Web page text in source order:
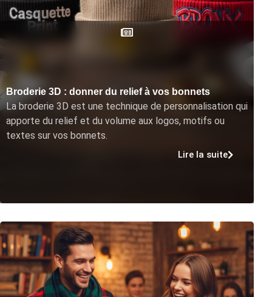
Broderie 3D : donner du relief à vos bonnets
La broderie 3D est une technique de personnalisation qui
apporte du relief et du volume aux logos, motifs ou
textes sur vos bonnets.
Lire la suite